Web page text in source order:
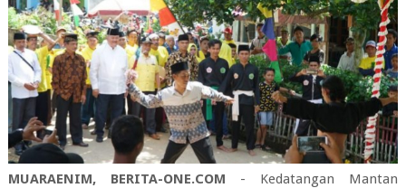
MUARAENIM, BERITA-ONE.COM - Kedatangan Mantan